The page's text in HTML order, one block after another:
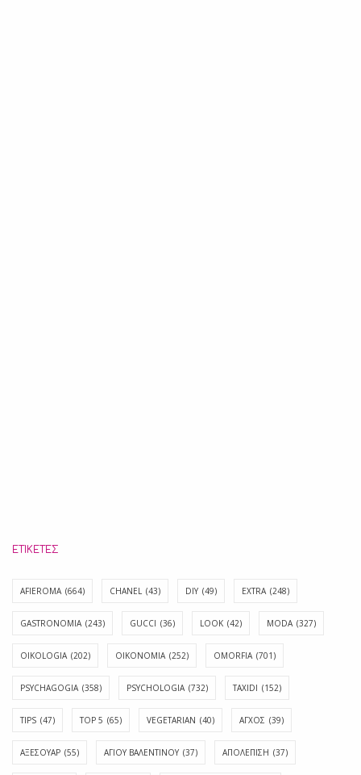
ΕΤΙΚΈΤΕΣ
AFIEROMA (664) CHANEL (43) DIY (49) EXTRA (248)
GASTRONOMIA (243) GUCCI (36) LOOK (42) MODA (327)
OIKOLOGIA (202) OIKONOMIA (252) OMORFIA (701)
PSYCHAGOGIA (358) PSYCHOLOGIA (732) TAXIDI (152)
TIPS (47) TOP 5 (65) VEGETARIAN (40) ΑΓΧΟΣ (39)
ΑΞΕΣΟΥΑΡ (55) ΑΓΊΟΥ ΒΑΛΕΝΤΊΝΟΥ (37) ΑΠΟΛΈΠΙΣΗ (37)